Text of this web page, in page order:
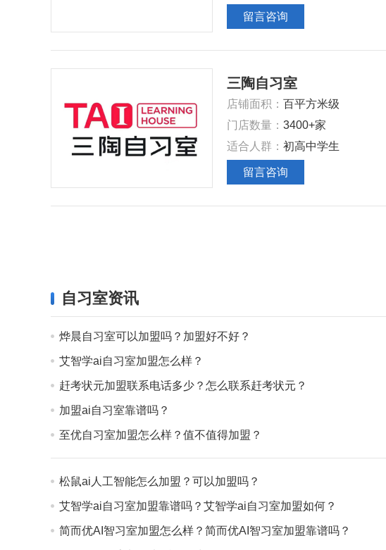
留言咨询
三陶自习室
店铺面积‌： 百平方米级
‌门店数量‌： 3400+家
‌适合人群‌： 初高中学生
留言咨询
自习室资讯
烨晨自习室可以加盟吗？加盟好不好？
艾智学ai自习室加盟怎么样？
赶考状元加盟联系电话多少？怎么联系赶考状元？
加盟ai自习室靠谱吗？
至优自习室加盟怎么样？值不值得加盟？
松鼠ai人工智能怎么加盟？可以加盟吗？
艾智学ai自习室加盟靠谱吗？艾智学ai自习室加盟如何？
简而优AI智习室加盟怎么样？简而优AI智习室加盟靠谱吗？